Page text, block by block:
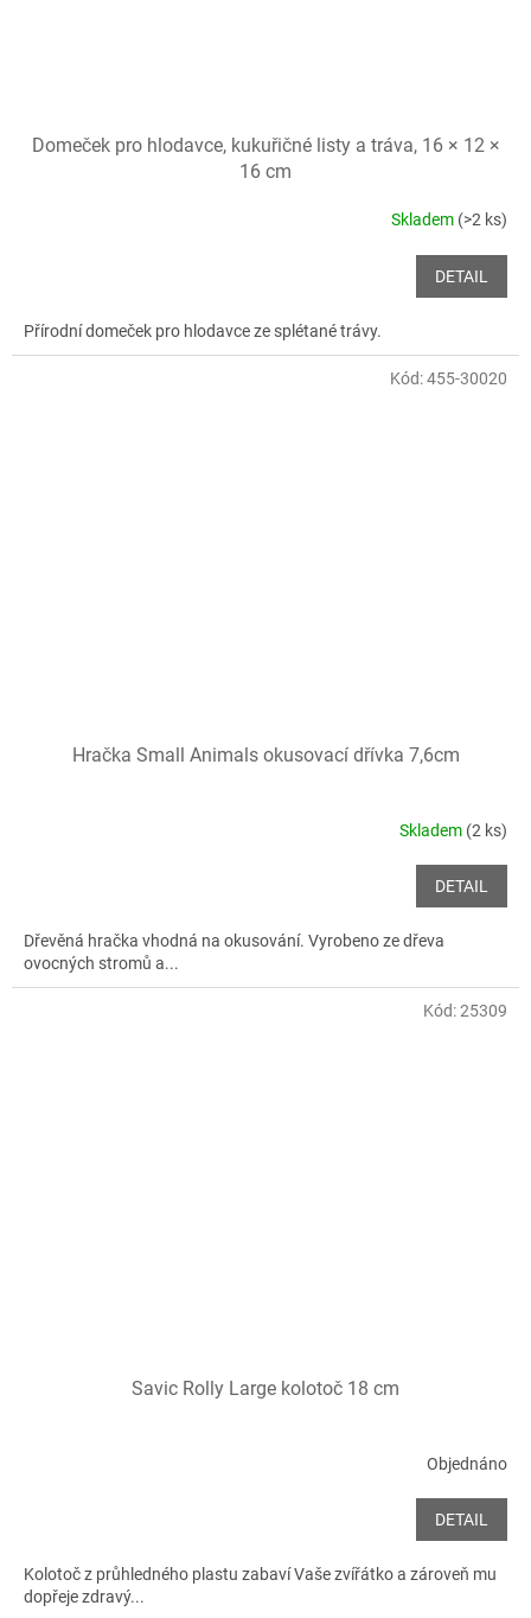
Domeček pro hlodavce, kukuřičné listy a tráva, 16 × 12 ×
16 cm
Skladem (>2 ks)
DETAIL
Přírodní domeček pro hlodavce ze splétané trávy.
Hračka Small Animals okusovací dřívka 7,6cm
Skladem (2 ks)
DETAIL
Dřevěná hračka vhodná na okusování. Vyrobeno ze dřeva
ovocných stromů a...
Kód:455-30020
Savic Rolly Large kolotoč 18 cm
Objednáno
DETAIL
Kolotoč z průhledného plastu zabaví Vaše zvířátko a zároveň mu
dopřeje zdravý...
Kód:25309